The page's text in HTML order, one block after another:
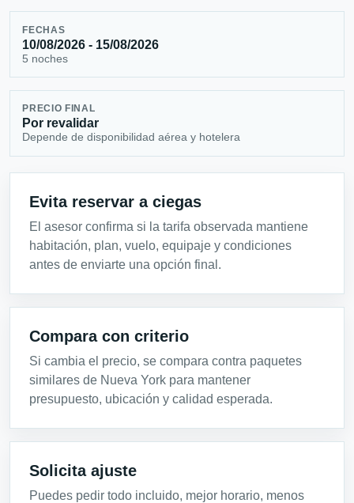
FECHAS
10/08/2026 - 15/08/2026
5 noches
PRECIO FINAL
Por revalidar
Depende de disponibilidad aérea y hotelera
Evita reservar a ciegas
El asesor confirma si la tarifa observada mantiene
habitación, plan, vuelo, equipaje y condiciones
antes de enviarte una opción final.
Compara con criterio
Si cambia el precio, se compara contra paquetes
similares de Nueva York para mantener
presupuesto, ubicación y calidad esperada.
Solicita ajuste
Puedes pedir todo incluido, mejor horario, menos